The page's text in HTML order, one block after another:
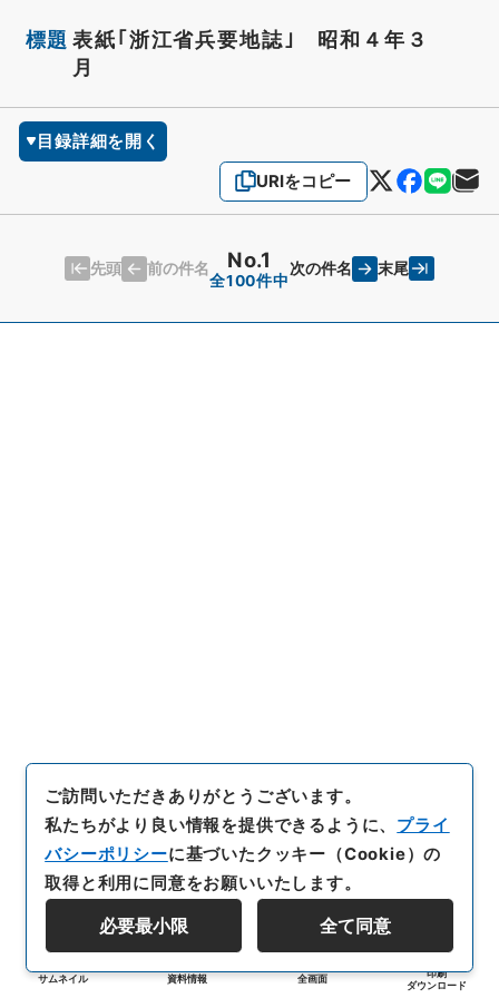
標題 表紙｢浙江省兵要地誌｣ 昭和４年３
月
目録詳細を開く
URIをコピー
先頭 前の件名 No.1
全100件中
次の件名 末尾
サムネイル 資料情報 全画面
印刷
ダウンロード
ご訪問いただきありがとうございます。
私たちがより良い情報を提供できるように、 プライ
バシーポリシーに基づいたクッキー（Cookie）の
取得と利用に同意をお願いいたします。
必要最小限 全て同意